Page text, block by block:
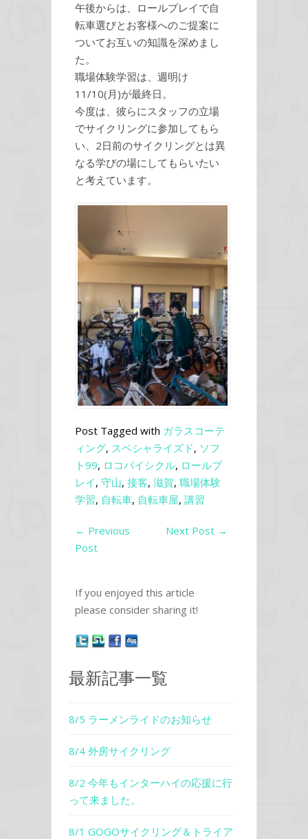
午後からは、ロールプレイで自
転車選びとお客様へのご提案に
ついてお互いの知識を深めまし
た。
職場体験学習は、週明け
11/10(月)が最終日。
今度は、彼らにスタッフの立場
でサイクリングに参加してもら
い、2日前のサイクリングとは異
なる学びの場にしてもらいたい
と考えています。
Post Tagged with ガラスコーテ
ィング, スペシャライズド, ソフ
ト99, ロコバイシクル, ロールプ
レイ, 守山, 接客, 滋賀, 職場体験
学習, 自転車, 自転車屋, 講習
← Previous
Post
Next Post →
If you enjoyed this article
please consider sharing it!
最新記事一覧
8/5 ラーメンライドのお知らせ
8/4 外房サイクリング
8/2 今年もインターハイの応援に行
って来ました。
8/1 GOGOサイクリング＆トライア